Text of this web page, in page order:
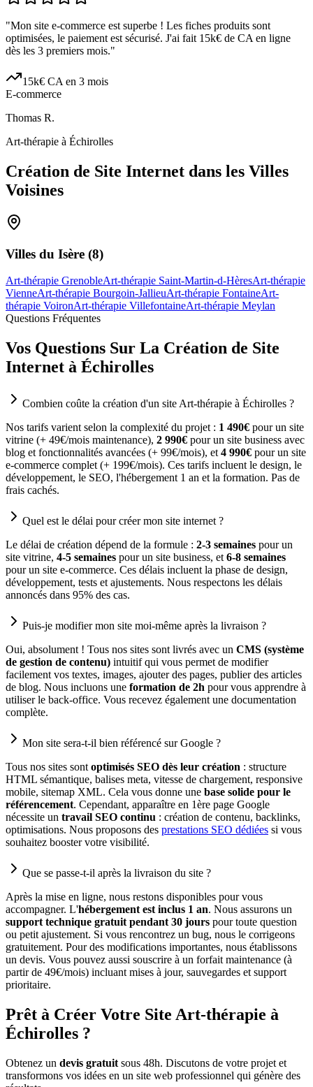
"Mon site e-commerce est superbe ! Les fiches produits sont
optimisées, le paiement est sécurisé. J'ai fait 15k€ de CA en ligne
dès les 3 premiers mois."
15k€ CA en 3 mois
E-commerce
Thomas R.
Art-thérapie à Échirolles
Création de Site Internet dans les Villes
Voisines
Villes du Isère (8)
Art-thérapie GrenobleArt-thérapie Saint-Martin-d-HèresArt-thérapie
VienneArt-thérapie Bourgoin-JallieuArt-thérapie FontaineArt-
thérapie VoironArt-thérapie VillefontaineArt-thérapie Meylan
Questions Fréquentes
Vos Questions Sur La Création de Site
Internet à Échirolles
Combien coûte la création d'un site Art-thérapie à Échirolles ?
Nos tarifs varient selon la complexité du projet : 1 490€ pour un site
vitrine (+ 49€/mois maintenance), 2 990€ pour un site business avec
blog et fonctionnalités avancées (+ 99€/mois), et 4 990€ pour un site
e-commerce complet (+ 199€/mois). Ces tarifs incluent le design, le
développement, le SEO, l'hébergement 1 an et la formation. Pas de
frais cachés.
Quel est le délai pour créer mon site internet ?
Le délai de création dépend de la formule : 2-3 semaines pour un
site vitrine, 4-5 semaines pour un site business, et 6-8 semaines
pour un site e-commerce. Ces délais incluent la phase de design,
développement, tests et ajustements. Nous respectons les délais
annoncés dans 95% des cas.
Puis-je modifier mon site moi-même après la livraison ?
Oui, absolument ! Tous nos sites sont livrés avec un CMS (système
de gestion de contenu) intuitif qui vous permet de modifier
facilement vos textes, images, ajouter des pages, publier des articles
de blog. Nous incluons une formation de 2h pour vous apprendre à
utiliser le back-office. Vous recevez également une documentation
complète.
Mon site sera-t-il bien référencé sur Google ?
Tous nos sites sont optimisés SEO dès leur création : structure
HTML sémantique, balises meta, vitesse de chargement, responsive
mobile, sitemap XML. Cela vous donne une base solide pour le
référencement. Cependant, apparaître en 1ère page Google
nécessite un travail SEO continu : création de contenu, backlinks,
optimisations. Nous proposons des prestations SEO dédiées si vous
souhaitez booster votre visibilité.
Que se passe-t-il après la livraison du site ?
Après la mise en ligne, nous restons disponibles pour vous
accompagner. L'hébergement est inclus 1 an. Nous assurons un
support technique gratuit pendant 30 jours pour toute question
ou petit ajustement. Si vous rencontrez un bug, nous le corrigeons
gratuitement. Pour des modifications importantes, nous établissons
un devis. Vous pouvez aussi souscrire à un forfait maintenance (à
partir de 49€/mois) incluant mises à jour, sauvegardes et support
prioritaire.
Prêt à Créer Votre Site Art-thérapie à
Échirolles ?
Obtenez un devis gratuit sous 48h. Discutons de votre projet et
transformons vos idées en un site web professionnel qui génère des